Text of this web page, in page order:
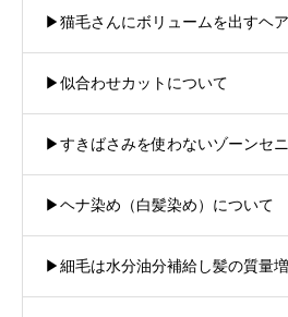
▶︎猫毛さんにボリュームを出すヘ
▶︎似合わせカットについて
▶︎すきばさみを使わないゾーンセ
▶︎ヘナ染め（白髪染め）について
▶︎細毛は水分油分補給し髪の質量